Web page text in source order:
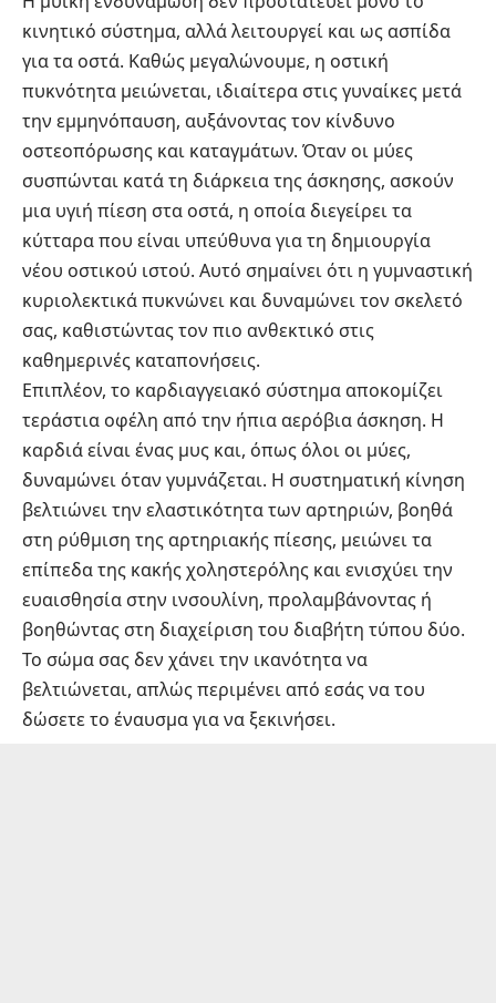
κινητικό σύστημα, αλλά λειτουργεί και ως ασπίδα
για τα οστά. Καθώς μεγαλώνουμε, η οστική
πυκνότητα μειώνεται, ιδιαίτερα στις γυναίκες μετά
την εμμηνόπαυση, αυξάνοντας τον κίνδυνο
οστεοπόρωσης και καταγμάτων. Όταν οι μύες
συσπώνται κατά τη διάρκεια της άσκησης, ασκούν
μια υγιή πίεση στα οστά, η οποία διεγείρει τα
κύτταρα που είναι υπεύθυνα για τη δημιουργία
νέου οστικού ιστού. Αυτό σημαίνει ότι η γυμναστική
κυριολεκτικά πυκνώνει και δυναμώνει τον σκελετό
σας, καθιστώντας τον πιο ανθεκτικό στις
καθημερινές καταπονήσεις.
Επιπλέον, το καρδιαγγειακό σύστημα αποκομίζει
τεράστια οφέλη από την ήπια αερόβια άσκηση. Η
καρδιά είναι ένας μυς και, όπως όλοι οι μύες,
δυναμώνει όταν γυμνάζεται. Η συστηματική κίνηση
βελτιώνει την ελαστικότητα των αρτηριών, βοηθά
στη ρύθμιση της αρτηριακής πίεσης, μειώνει τα
επίπεδα της κακής χοληστερόλης και ενισχύει την
ευαισθησία στην ινσουλίνη, προλαμβάνοντας ή
βοηθώντας στη διαχείριση του διαβήτη τύπου δύο.
Το σώμα σας δεν χάνει την ικανότητα να
βελτιώνεται, απλώς περιμένει από εσάς να του
δώσετε το έναυσμα για να ξεκινήσει.